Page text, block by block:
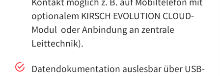
optionalem KIRSCH EVOLUTION CLOUD-
Modul oder Anbindung an zentrale
Leittechnik).
Datendokumentation auslesbar über USB-